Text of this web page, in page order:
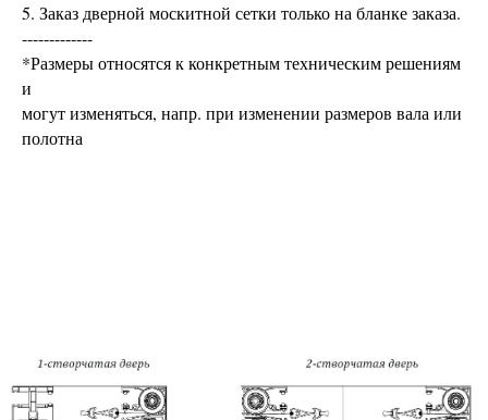
5. Заказ дверной москитной сетки только на бланке заказа.
-------------
*Размеры относятся к конкретным техническим решениям
и
могут изменяться, напр. при изменении размеров вала или
полотна